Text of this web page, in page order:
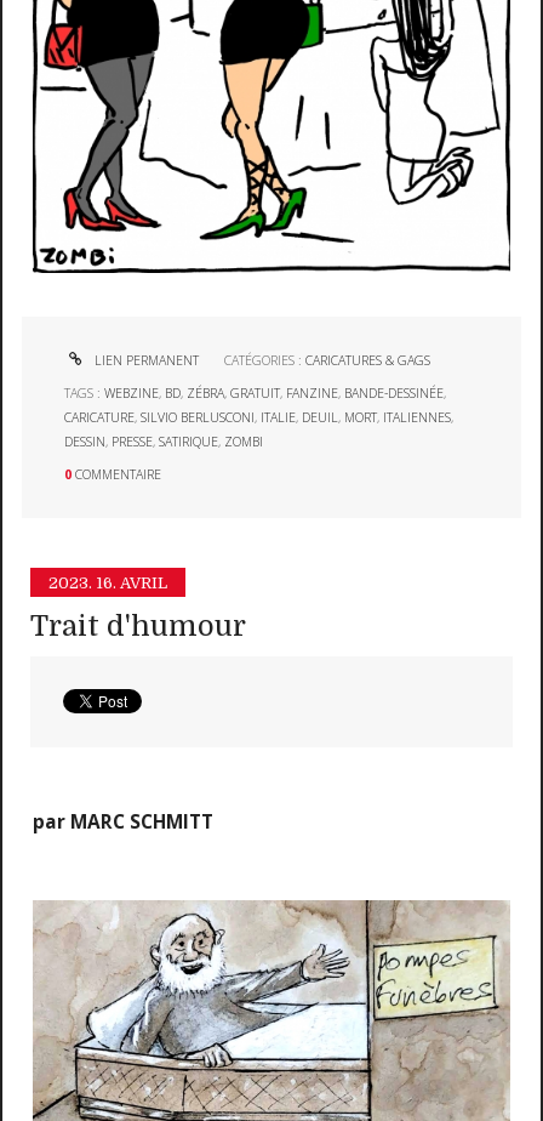
LIEN PERMANENT CATÉGORIES :CARICATURES & GAGS
TAGS :WEBZINE, BD, ZÉBRA,GRATUIT, FANZINE, BANDE-DESSINÉE,
CARICATURE,SILVIO BERLUSCONI, ITALIE, DEUIL, MORT, ITALIENNES,
DESSIN, PRESSE,SATIRIQUE, ZOMBI
0 COMMENTAIRE
2023. 16. AVRIL
Trait d'humour
par MARC SCHMITT